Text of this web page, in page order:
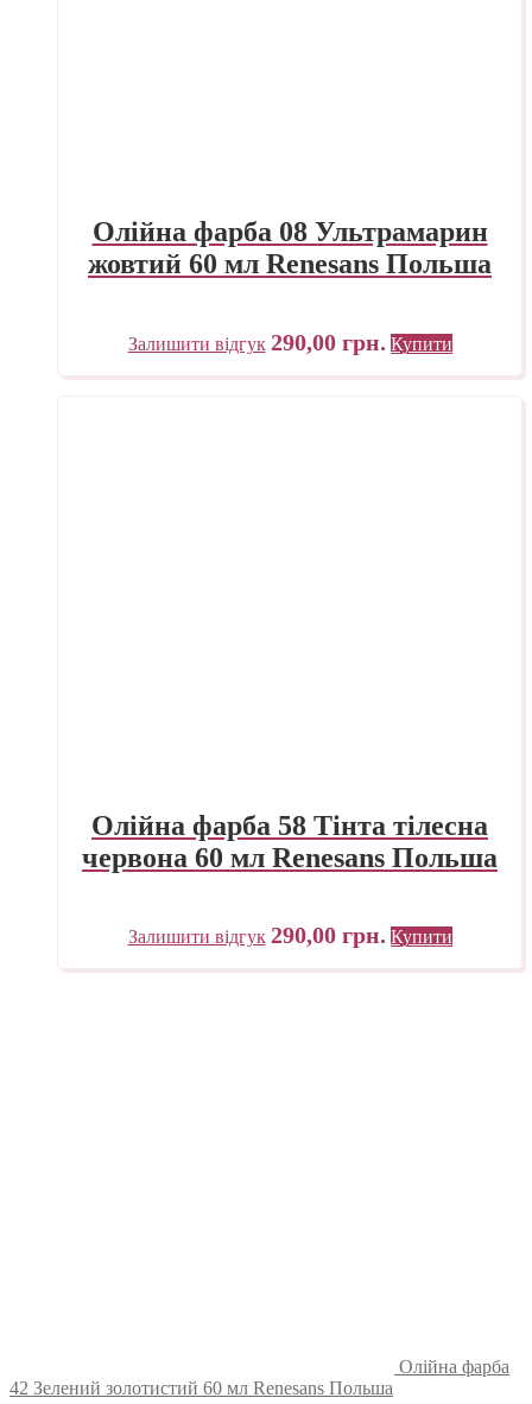
Олійна фарба 08 Ультрамарин
жовтий 60 мл Renesans Польша
Залишити відгук 290,00 грн. Купити
Олійна фарба 58 Тінта тілесна
червона 60 мл Renesans Польша
Залишити відгук 290,00 грн. Купити
Олійна фарба
42 Зелений золотистий 60 мл Renesans Польша